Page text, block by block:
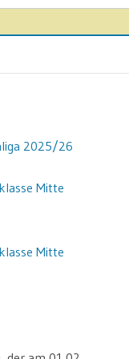
2025/26
Mitte
Mitte